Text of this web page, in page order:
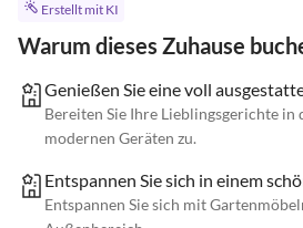
Erstellt mit KI
Warum dieses Zuhause
Genießen Sie eine voll
Bereiten Sie Ihre Lieblingsgerichte
modernen Geräten zu.
Entspannen Sie sich in einem
Entspannen Sie sich mit